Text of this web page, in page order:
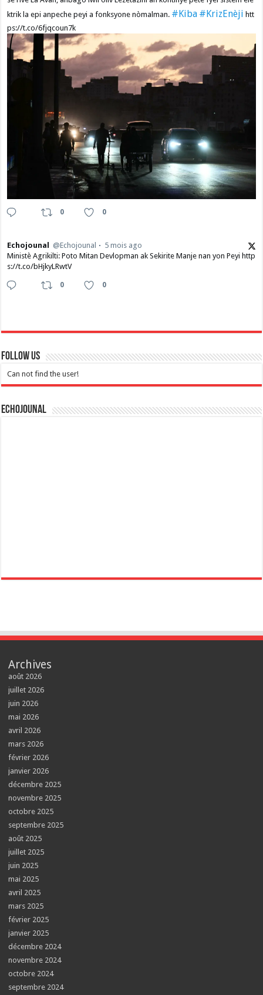
ktrik la epi anpeche peyi a fonksyone nòmalman. #Kiba #KrizEnèji htt
ps://t.co/6fjqcoun7k
0 0
Echojounal @Echojounal
5 mois ago
Ministè Agrikilti: Poto Mitan Devlopman ak Sekirite Manje nan yon Peyi http
s://t.co/bHjkyLRwtV
0 0
Follow Us
Can not find the user!
Echojounal
Archives
août 2026
juillet 2026
juin 2026
mai 2026
avril 2026
mars 2026
février 2026
janvier 2026
décembre 2025
novembre 2025
octobre 2025
septembre 2025
août 2025
juillet 2025
juin 2025
mai 2025
avril 2025
mars 2025
février 2025
janvier 2025
décembre 2024
novembre 2024
octobre 2024
septembre 2024